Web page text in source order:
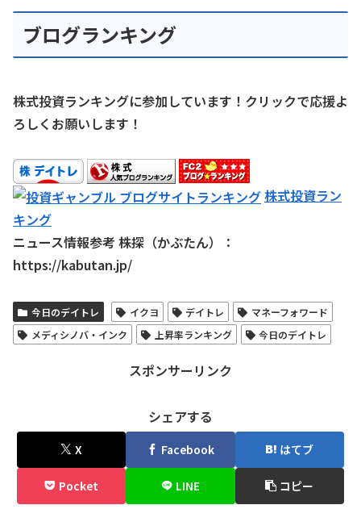
ブログランキング
株式投資ランキングに参加しています！クリックで応援よ
ろしくお願いします！
株式投資ラン
キング
ニュース情報参考 株探（かぶたん）：
https://kabutan.jp/
今日のデイトレ イクヨ デイトレ
マネーフォワード
メディシノバ・インク
上昇率ランキング 今日のデイトレ
スポンサーリンク
シェアする
X Facebook はてブ
Pocket LINE コピー